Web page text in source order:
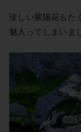
珍しい紫陽花もた
魅入ってしまいま